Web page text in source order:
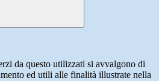
da questo utilizzati si avvalgono di
ed utili alle finalità illustrate nella